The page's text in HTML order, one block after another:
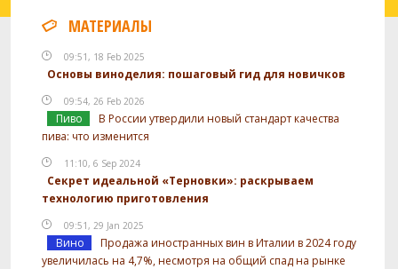
МАТЕРИАЛЫ
09:51, 18 Feb 2025
Основы виноделия: пошаговый гид для новичков
09:54, 26 Feb 2026
Пиво
В России утвердили новый стандарт качества
пива: что изменится
11:10, 6 Sep 2024
Секрет идеальной «Терновки»: раскрываем
технологию приготовления
09:51, 29 Jan 2025
Вино
Продажа иностранных вин в Италии в 2024 году
увеличилась на 4,7%, несмотря на общий спад на рынке